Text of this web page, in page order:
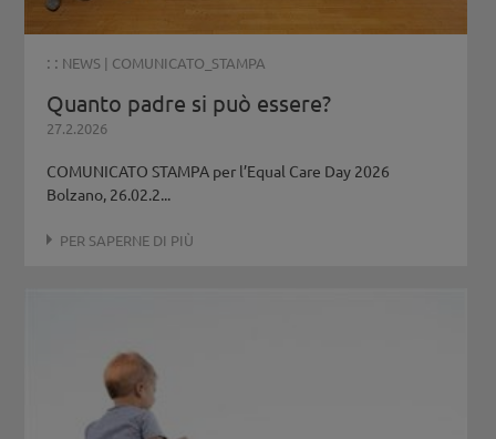
: : NEWS | COMUNICATO_STAMPA
Quanto padre si può essere?
27.2.2026
COMUNICATO STAMPA per l’Equal Care Day 2026
Bolzano, 26.02.2...
PER SAPERNE DI PIÙ